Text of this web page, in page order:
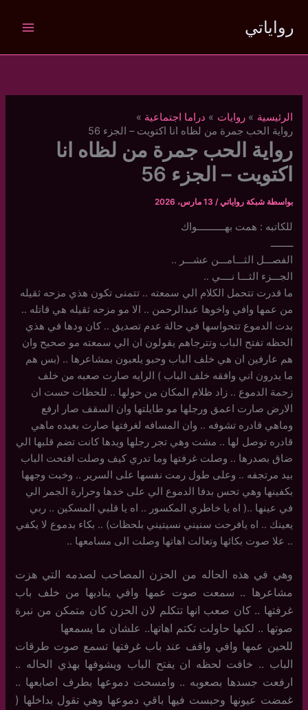
المحتوى
رواياتي
الرئيسية روايات
دراما اجتماعية
رواية الحب جمرة من لظاه انا اكتويت – الجزء 56
رواية الحب جمرة من لظاه انا
اكتويت – الجزء 56
بواسطة شبكة رواياتي/ 13 مارس، 2026
للكاتبه : همت بهــــــــــواك
ــــــــ
الفصـــل الثـــامـــن عشـــر ..
الجـــزء الثـــا نــــي ..
ما قدرت تتحمل الكلام الي سمعته .. تتمنى تكون هذي مزحه ثقيله
من عمها وافي واخوها عبدالرحمن .. الا مو مزحه ثقيله هي قاتله ..
بدت الدموع تتحواسها في حالة عدم تصديق .. كان ودها في هذي
الحظه تفتح الباب وتترجاهم يقولون ان الي سمعته مو صحيح وان
هم عارفين ان هي خلف الباب وحبو يلعبون بمشاعرها .. (بس هم
ما يدرون اني وافقه خلف الباب ) الرايه صارت صعبه من خلف
زحمة الدموع .. زاد ظلام المكان من حولها .. للحظات حست ان
الارض صارت اعمق ورجلها مو طايلتها وان السقف صار ارفع
وماهي قادره تشوفه .. وان المسافه لغرفتها صارت بعيده ماهي
قادره توصل لها .. مشت وهي تجر رجلها ويدها كانت تضم قلبها الي
ضاق بصدرها .. وصلت غرفتها وما تدري كيف وصلت افتحت الباب
بيد مرتجفه .. وعلى طول رمت نفسها على السرير .. وخبت وجهها
بكفينها وهي تحس بدفا الدموع الي على خدها وحرارة الجمر الي
في عينها ..( اه يا خاطري المكسور .. اه يا قلبي المسكين .. ربي
يعينك .. اه يافرحت سنيني نسيتيني بلحظات) .. بكاء بدموع لا يكفي
.. علا صوت بكائها وتعالت اهاتها وصلت الى مسامعها ..
وهي في هذه الحاله من الحزن المصاحب لصدمه التي هزت
مشاعرها .. سمعت صوت عمها وافي يناديها من خلف باب
غرفتها .. كان صعب انها تتكلم لان الحزن كان متمكن من نبرة
صوتها .. لكنها حاولت تكتم اهاتها.. علشان ما يسمعها
للحين عمها وافي واقف عند باب غرفتها تسمع صوت طرقات
الباب .. خافت لحظه ان يفتح الباب ويشوفها بهذي الحاله ..
ارفعت جسدها بصعوبه .. وامسحت دموعها بطرف اصابعها ..
غمضت عيونها وحبست فيها باقي دموعها وهي تقول بداخلها (